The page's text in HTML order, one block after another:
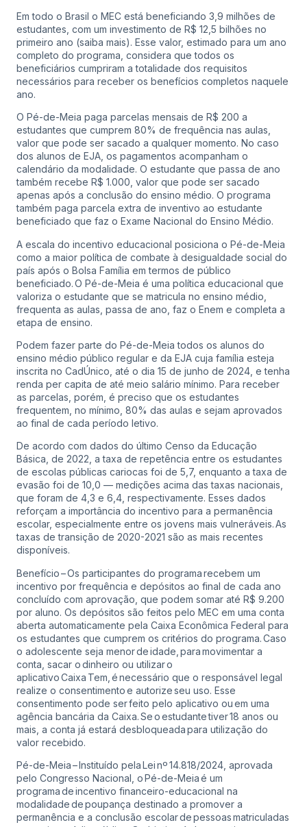
Em todo o Brasil o MEC está beneficiando 3,9 milhões de
estudantes, com um investimento de R$ 12,5 bilhões no
primeiro ano (saiba mais). Esse valor, estimado para um ano
completo do programa, considera que todos os
beneficiários cumpriram a totalidade dos requisitos
necessários para receber os benefícios completos naquele
ano.
O Pé-de-Meia paga parcelas mensais de R$ 200 a
estudantes que cumprem 80% de frequência nas aulas,
valor que pode ser sacado a qualquer momento. No caso
dos alunos de EJA, os pagamentos acompanham o
calendário da modalidade. O estudante que passa de ano
também recebe R$ 1.000, valor que pode ser sacado
apenas após a conclusão do ensino médio. O programa
também paga parcela extra de inventivo ao estudante
beneficiado que faz o Exame Nacional do Ensino Médio.
A escala do incentivo educacional posiciona o Pé-de-Meia
como a maior política de combate à desigualdade social do
país após o Bolsa Família em termos de público
beneficiado. O Pé-de-Meia é uma política educacional que
valoriza o estudante que se matricula no ensino médio,
frequenta as aulas, passa de ano, faz o Enem e completa a
etapa de ensino.
Podem fazer parte do Pé-de-Meia todos os alunos do
ensino médio público regular e da EJA cuja família esteja
inscrita no CadÚnico, até o dia 15 de junho de 2024, e tenha
renda per capita de até meio salário mínimo. Para receber
as parcelas, porém, é preciso que os estudantes
frequentem, no mínimo, 80% das aulas e sejam aprovados
ao final de cada período letivo.
De acordo com dados do último Censo da Educação
Básica, de 2022, a taxa de repetência entre os estudantes
de escolas públicas cariocas foi de 5,7, enquanto a taxa de
evasão foi de 10,0 — medições acima das taxas nacionais,
que foram de 4,3 e 6,4, respectivamente. Esses dados
reforçam a importância do incentivo para a permanência
escolar, especialmente entre os jovens mais vulneráveis. As
taxas de transição de 2020-2021 são as mais recentes
disponíveis.
Benefício – Os participantes do programa recebem um
incentivo por frequência e depósitos ao final de cada ano
concluído com aprovação, que podem somar até R$ 9.200
por aluno. Os depósitos são feitos pelo MEC em uma conta
aberta automaticamente pela Caixa Econômica Federal para
os estudantes que cumprem os critérios do programa. Caso
o adolescente seja menor de idade, para movimentar a
conta, sacar o dinheiro ou utilizar o
aplicativo Caixa Tem, é necessário que o responsável legal
realize o consentimento e autorize seu uso. Esse
consentimento pode ser feito pelo aplicativo ou em uma
agência bancária da Caixa. Se o estudante tiver 18 anos ou
mais, a conta já estará desbloqueada para utilização do
valor recebido.
Pé-de-Meia – Instituído pela Lei nº 14.818/2024, aprovada
pelo Congresso Nacional, o Pé-de-Meia é um
programa de incentivo financeiro-educacional na
modalidade de poupança destinado a promover a
permanência e a conclusão escolar de pessoas matriculadas